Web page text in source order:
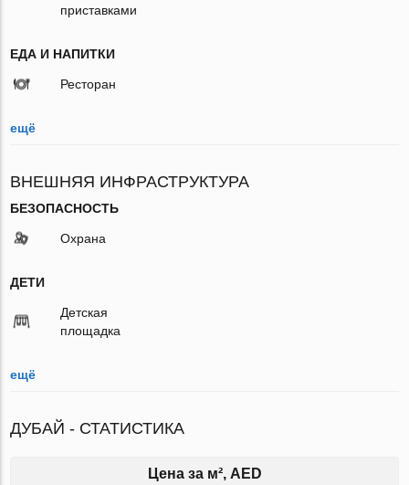
приставками
ЕДА И НАПИТКИ
Ресторан
ещё
ВНЕШНЯЯ ИНФРАСТРУКТУРА
БЕЗОПАСНОСТЬ
Охрана
ДЕТИ
Детская
площадка
ещё
ДУБАЙ - СТАТИСТИКА
Цена за м², AED